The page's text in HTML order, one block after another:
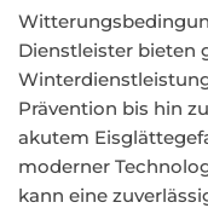
Dienstleister bieten
Prävention bis hin
akutem
moderner
kann eine